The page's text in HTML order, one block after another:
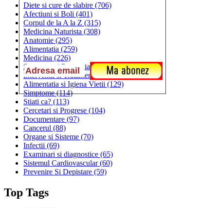
Diete si cure de slabire (706)
Afectiuni si Boli (401)
Corpul de la A la Z (315)
Medicina Naturista (308)
Anatomie (295)
Alimentatia (259)
Medicina (226)
Sanatatea si Preventia(170)
Interventii si Tratamente(167)
Alimentatia si Igiena Vietii (129)
Simptome(114)
Stiati ca? (113)
Cercetari si Progrese (104)
Documentare (97)
Cancerul (88)
Organe si Sisteme (70)
Infectii (69)
Examinari si diagnostice (65)
Sistemul Cardiovascular(60)
Prevenire Si Depistare (59)
Top Tags